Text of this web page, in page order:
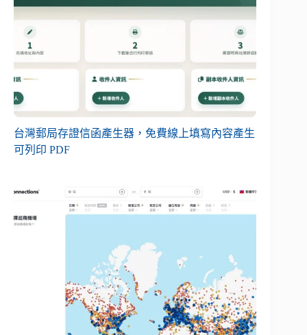
台灣郵局存證信函產生器，免費線上填寫內容產生
可列印 PDF